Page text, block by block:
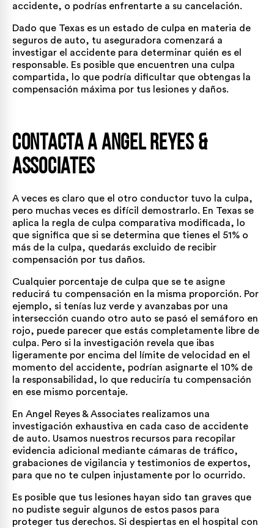
accidente, o podrías enfrentarte a su cancelación.
Dado que Texas es un estado de culpa en materia de
seguros de auto, tu aseguradora comenzará a
investigar el accidente para determinar quién es el
responsable. Es posible que encuentren una culpa
compartida, lo que podría dificultar que obtengas la
compensación máxima por tus lesiones y daños.
Contacta a Angel Reyes &
Associates
A veces es claro que el otro conductor tuvo la culpa,
pero muchas veces es difícil demostrarlo. En Texas se
aplica la regla de culpa comparativa modificada, lo
que significa que si se determina que tienes el 51% o
más de la culpa, quedarás excluido de recibir
compensación por tus daños.
Cualquier porcentaje de culpa que se te asigne
reducirá tu compensación en la misma proporción. Por
ejemplo, si tenías luz verde y avanzabas por una
intersección cuando otro auto se pasó el semáforo en
rojo, puede parecer que estás completamente libre de
culpa. Pero si la investigación revela que ibas
ligeramente por encima del límite de velocidad en el
momento del accidente, podrían asignarte el 10% de
la responsabilidad, lo que reduciría tu compensación
en ese mismo porcentaje.
En Angel Reyes & Associates realizamos una
investigación exhaustiva en cada caso de accidente
de auto. Usamos nuestros recursos para recopilar
evidencia adicional mediante cámaras de tráfico,
grabaciones de vigilancia y testimonios de expertos,
para que no te culpen injustamente por lo ocurrido.
Es posible que tus lesiones hayan sido tan graves que
no pudiste seguir algunos de estos pasos para
proteger tus derechos. Si despiertas en el hospital con